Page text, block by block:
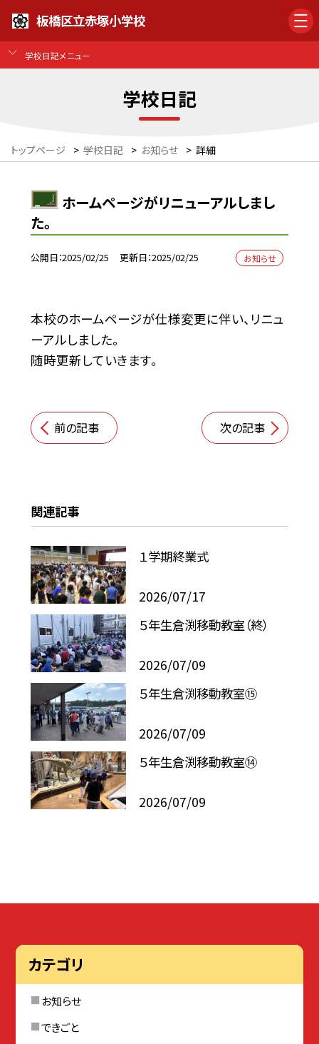
板橋区立赤塚小学校
学校日記メニュー
学校日記
トップページ > 学校日記 > お知らせ > 詳細
ホームページがリニューアルしまし
た。
公開日 2025/02/25 更新日 2025/02/25 お知らせ
本校のホームページが仕様変更に伴い、リニュ
ーアルしました。
随時更新していきます。
前の記事 次の記事
関連記事
１学期終業式
2026/07/17
５年生倉渕移動教室（終）
2026/07/09
５年生倉渕移動教室⑮
2026/07/09
５年生倉渕移動教室⑭
2026/07/09
カテゴリ
お知らせ
できごと